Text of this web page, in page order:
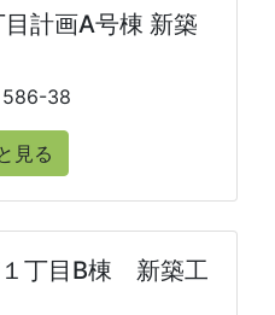
計画A号棟 新築
586-38
見る
丁目B棟 新築工